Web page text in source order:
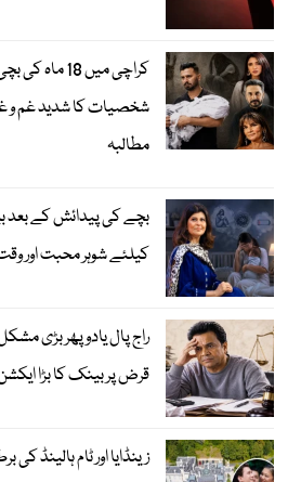
کراچی میں 18
شخصیات کا شدید غم و
مطالبہ
بچے کی پیدائش کے بعد
کیلئے شوہر محبت اور
قرض پر بینک کا بڑا
زینڈایا اور ٹام ہالینڈ